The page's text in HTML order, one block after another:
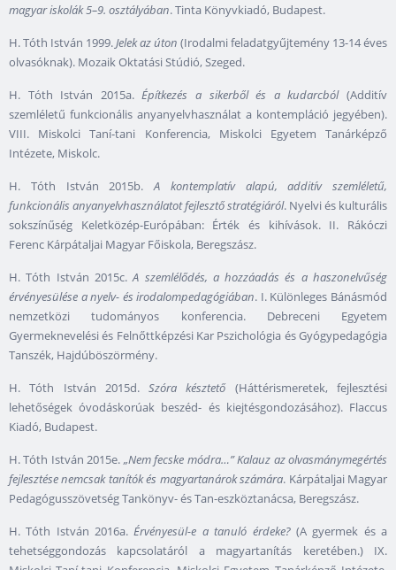
magyar iskolák 5–9. osztályában. Tinta Könyvkiadó, Budapest.
H. Tóth István 1999.Jelek az úton (Irodalmi feladatgyűjtemény 13-14 éves
olvasóknak). Mozaik Oktatási Stúdió, Szeged.
H. Tóth István 2015a.Építkezés a sikerből és a kudarcból(Additív
szemléletű funkcionális anyanyelvhasználat a kontempláció jegyében).
VIII. Miskolci Taní-tani Konferencia, Miskolci Egyetem Tanárképző
Intézete, Miskolc.
H. Tóth István 2015b.A kontemplatív alapú, additív szemléletű,
funkcionális anyanyelvhasználatot fejlesztő stratégiáról. Nyelvi és kulturális
sokszínűség Keletközép-Európában: Érték és kihívások. II. Rákóczi
Ferenc Kárpátaljai Magyar Főiskola, Beregszász.
H. Tóth István 2015c.A szemlélődés, a hozzáadás és a haszonelvűség
érvényesülése a nyelv- és irodalompedagógiában. I. Különleges Bánásmód
nemzetközi tudományos konferencia. Debreceni Egyetem
Gyermeknevelési és Felnőttképzési Kar Pszichológia és Gyógypedagógia
Tanszék, Hajdúböszörmény.
H. Tóth István 2015d.Szóra késztető (Háttérismeretek, fejlesztési
lehetőségek óvodáskorúak beszéd- és kiejtésgondozásához). Flaccus
Kiadó, Budapest.
H. Tóth István 2015e. „Nem fecske módra…” Kalauz az olvasmánymegértés
fejlesztése nemcsak tanítók és magyartanárok számára. Kárpátaljai Magyar
Pedagógusszövetség Tankönyv- és Tan-eszköztanácsa, Beregszász.
H. Tóth István 2016a.Érvényesül-e a tanuló érdeke?(A gyermek és a
tehetséggondozás kapcsolatáról a magyartanítás keretében.) IX.